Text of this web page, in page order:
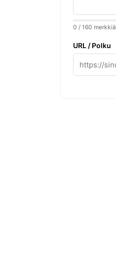
0 / 160 merkkiä
URL / Polku